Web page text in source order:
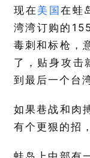
现在 美国 在蛙
湾湾订购的
毒刺和标枪，
了，贴身攻击
到最后一个台
如果巷战和肉
有个更狠的招，